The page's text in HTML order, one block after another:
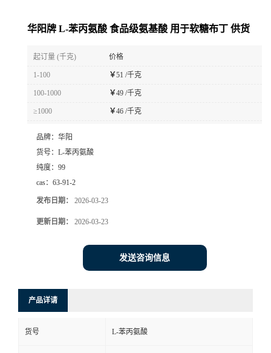
华阳牌 L-苯丙氨酸 食品级氨基酸 用于软糖布丁 供货
起订量 (千克) 价格
1-100 ￥51 /千克
100-1000 ￥49 /千克
≥1000 ￥46 /千克
品牌： 华阳
货号： L-苯丙氨酸
纯度： 99
cas： 63-91-2
发布日期： 2026-03-23
更新日期： 2026-03-23
发送咨询信息
产品详请
货号 L-苯丙氨酸